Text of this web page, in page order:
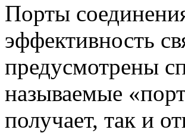
Порты
эффективность
предусмотрены
называемые
получает, так и